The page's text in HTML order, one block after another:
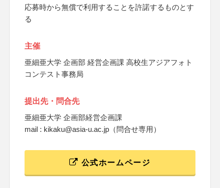
応募時から無償で利用することを許諾するものとす
る
主催
亜細亜大学 企画部 経営企画課 高校生アジアフォト
コンテスト事務局
提出先・問合先
亜細亜大学 企画部経営企画課
mail : kikaku@asia-u.ac.jp（問合せ専用）
公式ホームページ